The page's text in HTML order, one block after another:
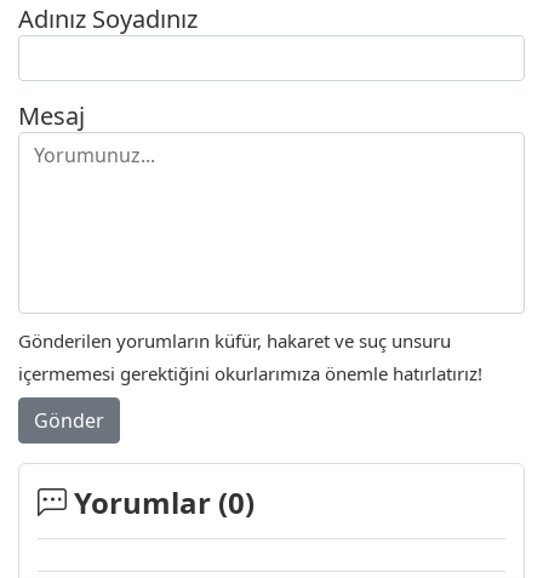
Adınız Soyadınız
Mesaj
Gönderilen yorumların küfür, hakaret ve suç unsuru
içermemesi gerektiğini okurlarımıza önemle hatırlatırız!
Gönder
Yorumlar (0)